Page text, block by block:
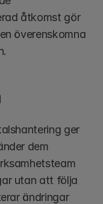
åtkomst gör
överenskomna
ger
dem
utan att följa
ändringar